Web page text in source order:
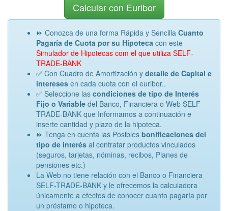
Calcular con Euribor
⏩ Conozca de una forma Rápida y Sencilla Cuanto
Pagaría de Cuota por su Hipoteca con este
Simulador de Hipotecas com el que utiliza SELF-
TRADE-BANK
✅ Con Cuadro de Amortización y detalle de Capital e
intereses en cada cuota con el euribor..
✅ Seleccione las condiciones de tipo de Interés
Fijo o Variable del Banco, Financiera o Web SELF-
TRADE-BANK que Informamos a continuación e
inserte cantidad y plazo de la hipoteca.
⏩ Tenga en cuenta las Posibles bonificaciones del
tipo de interés al contratar productos vinculados
(seguros, tarjetas, nóminas, recibos, Planes de
pensiones etc.)
La Web no tiene relación con el Banco o Financiera
SELF-TRADE-BANK y le ofrecemos la calculadora
únicamente a efectos de conocer cuanto pagaría por
un préstamo o hipoteca.